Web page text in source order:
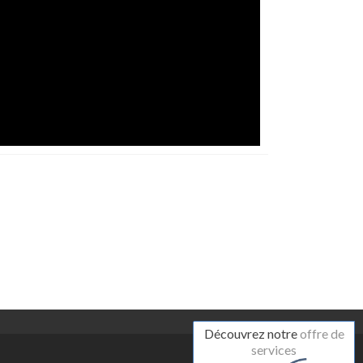
Découvrez notreoffre de
services